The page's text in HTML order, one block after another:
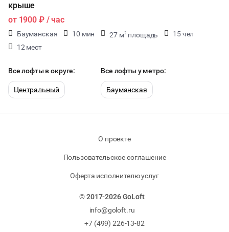
крыше
от 1900 ₽/ час
Бауманская 10 мин 27 м2 площадь
15 чел
12 мест
Все лофты в округе:
Центральный
Все лофты у метро:
Бауманская
О проекте
Пользовательское соглашение
Оферта исполнителю услуг
© 2017-2026 GoLoft
info@goloft.ru
+7 (499) 226-13-82